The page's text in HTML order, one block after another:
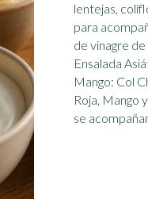
lentejas,
para
de vinagre
Ensalada
Mango: Col
Roja, Mango
se